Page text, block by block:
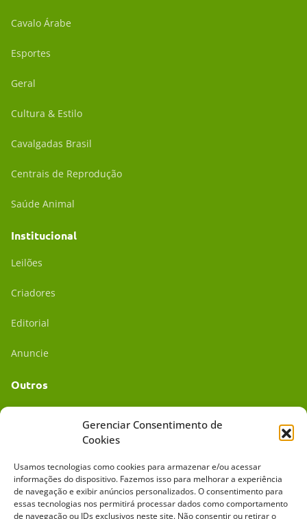
Gerenciar Consentimento de
Cookies
Usamos tecnologias como cookies para armazenar e/ou acessar
informações do dispositivo. Fazemos isso para melhorar a experiência
de navegação e exibir anúncios personalizados. O consentimento para
essas tecnologias nos permitirá processar dados como comportamento
de navegação ou IDs exclusivos neste site. Não consentir ou retirar o
Cavalo Árabe
Esportes
Geral
Cultura & Estilo
Cavalgadas Brasil
Centrais de Reprodução
Saúde Animal
Institucional
Leilões
Criadores
Editorial
Anuncie
Outros
Mídia Kit